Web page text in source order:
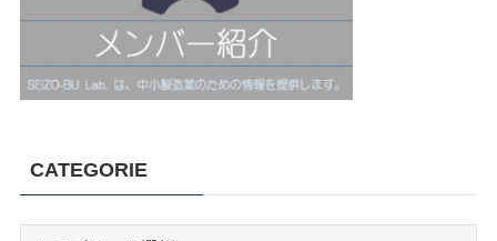
CATEGORIE